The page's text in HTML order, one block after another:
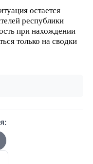
остается
республики
при нахождении
только на сводки